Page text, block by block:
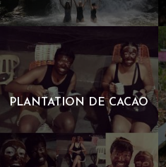
LES CASCADES CACHÉES DE
PASO DEL MANGO
PLANTATION DE CACAO